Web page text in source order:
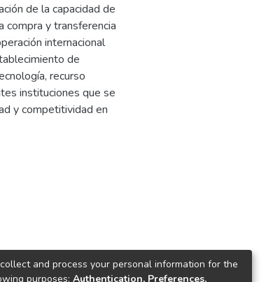
de la capacidad de
compra y transferencia
internacional
de
recurso
instituciones que se
y competitividad en
and process your personal information for the
purposes: Authentication, Preferences,